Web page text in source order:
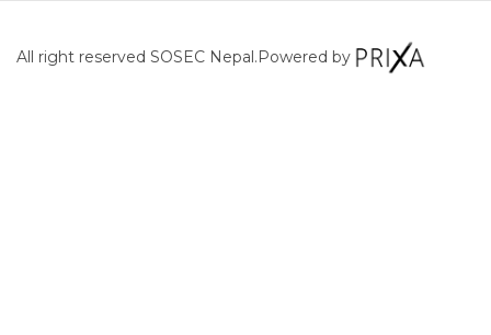
All right reserved SOSEC Nepal.Powered by